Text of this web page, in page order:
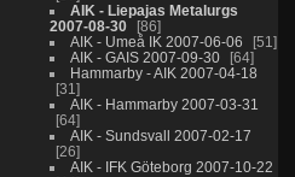
AIK - Liepajas Metalurgs
2007-08-30
86
AIK - Umeå IK 2007-06-06
51
AIK - GAIS 2007-09-30
64
Hammarby - AIK 2007-04-18
31
AIK - Hammarby 2007-03-31
64
AIK - Sundsvall 2007-02-17
26
AIK - IFK Göteborg 2007-10-22